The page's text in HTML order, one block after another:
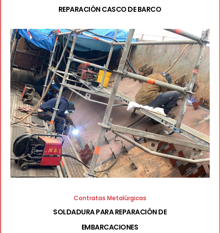
REPARACIÓN CASCO DE BARCO
Contratas Metalúrgicas
SOLDADURA PARA REPARACIÓN DE
EMBARCACIONES